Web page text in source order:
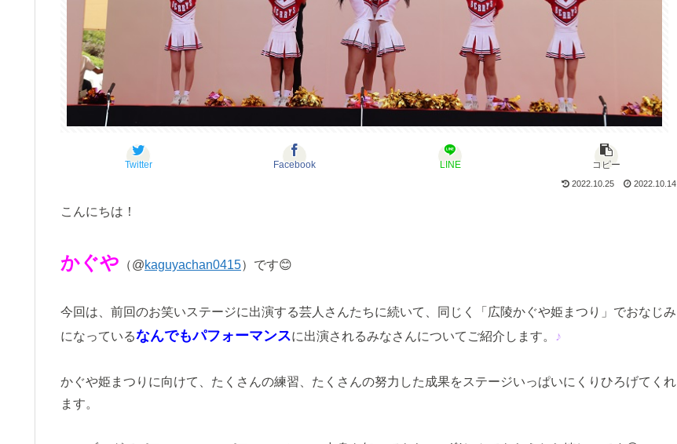
Twitter Facebook LINE コピー
2022.10.25 2022.10.14
こんにちは！
かぐや （@kaguyachan0415）です😊
今回は、前回のお笑いステージに出演する芸人さんたちに続いて、同じく「広陵かぐや姫まつり」でおなじみ
になっているなんでもパフォーマンスに出演されるみなさんについてご紹介します。 ♪
かぐや姫まつりに向けて、たくさんの練習、たくさんの努力した成果をステージいっぱいにくりひろげてくれ
ます。